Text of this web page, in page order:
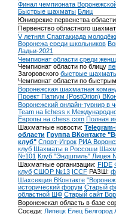
Финал чемпионата
Быстрые шахматы Блиц
Юниорские первенства
Первенство областного
V летняя Спартакиада
Воронежа среди школьников
Ладьи-2021
Чемпионат области среди
Чемпионат области по блицу
Загоровского быстрые
Чемпионат области по
Воронежская шахматная
Проект Патиум (PostOrion)
Воронежский онлайн-турнир в
Team на lichess к
Европы на chess.com Полная
Шахматные новости:
области Группа ВКонтакте
клуб" Спорт-Игрок РИА
клуб Шахматы в Россоши
№101 Клуб "Эндшпиль" Лицея
Шахматные организации: FIDE
клуб СШОР №13 ICCF РАЗШ:
Шахсекция ВКонтакте
исторический форум Cтарый
областной ШФ Старый сайт
Воронежская область в базе
Соседи: Липецк Елец Белгород